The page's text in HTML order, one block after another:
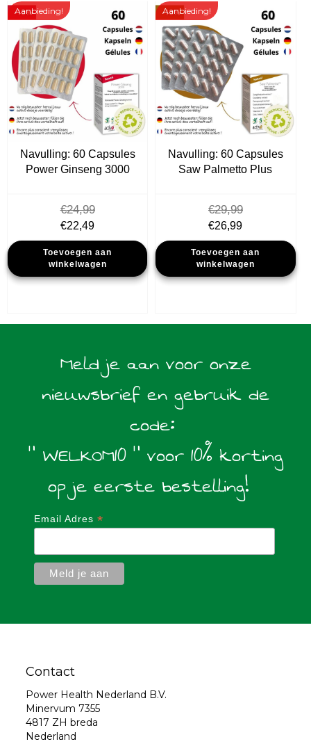
Navulling: 60 Capsules
Power Ginseng 3000
€24,99
Oorspronkelijke
prijs
was:
€24,99.
€22,49Huidige
prijs
is:
€22,49.
Toevoegen aan
winkelwagen
Aanbieding!
Navulling: 60 Capsules
Saw Palmetto Plus
€29,99
Oorspronkelijke
prijs
was:
€29,99.
€26,99Huidige
prijs
is:
€26,99.
Toevoegen aan
winkelwagen
Aanbieding!
Meld je aan voor onze
nieuwsbrief en gebruik de
code:
" WELKOM10 " voor 10% korting
op je eerste bestelling!
Email Adres*
Contact
Power Health Nederland B.V.
Minervum 7355
4817 ZH breda
Nederland